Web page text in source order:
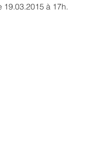
19.03.2015 à 17h.